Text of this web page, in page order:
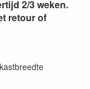
2/3 weken.
retour of